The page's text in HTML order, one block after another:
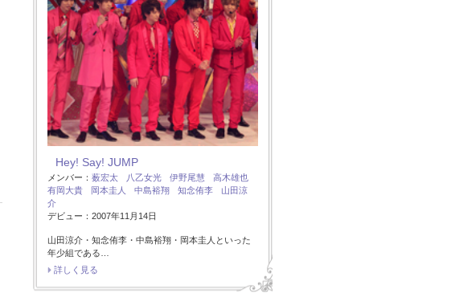
Hey! Say! JUMP
メンバー： 薮宏太 八乙女光 伊野尾慧
高木雄也
有岡大貴
岡本圭人 中島裕翔 知念侑李
山田涼
介
デビュー：2007年11月14日
山田涼介・知念侑李・中島裕翔・岡本圭人といった
年少組である…
詳しく見る